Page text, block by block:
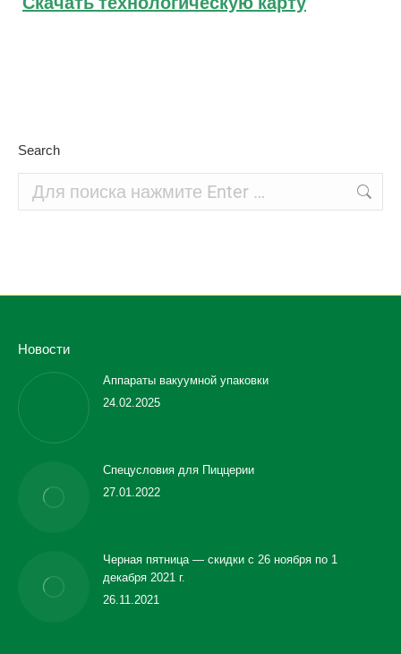
Search
Новости
Аппараты вакуумной упаковки
24.02.2025
Спецусловия для Пиццерии
27.01.2022
Черная пятница — скидки с 26 ноября по 1
декабря 2021 г.
26.11.2021